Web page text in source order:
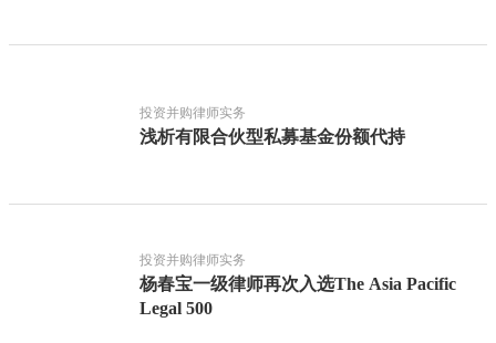
投资并购律师实务
浅析有限合伙型私募基金份额代持
投资并购律师实务
杨春宝一级律师再次入选The Asia Pacific
Legal 500